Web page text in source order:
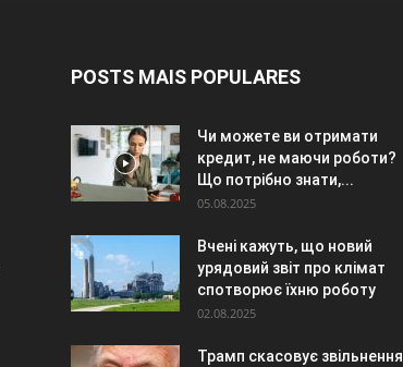
POSTS MAIS POPULARES
Чи можете ви отримати
кредит, не маючи роботи?
Що потрібно знати,...
05.08.2025
Вчені кажуть, що новий
урядовий звіт про клімат
спотворює їхню роботу
02.08.2025
Трамп скасовує звільнення